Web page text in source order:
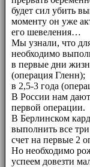
будет сил убить
моменту он уже
его шевеления…
Мы узнали, что
необходимо
в первые дни
(операция Гленн);
в 2,5-3 года
В России нам
первой операции.
В Берлинском
выполнить все
счет на первые 2
Но необходимо
успеем довезти